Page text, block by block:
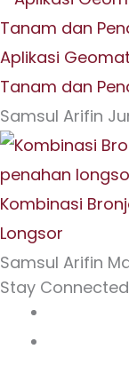
Aplikasi
Tanam dan
Samsul Arifin
Kombinasi
Longsor
Samsul Arifin
Stay Connected